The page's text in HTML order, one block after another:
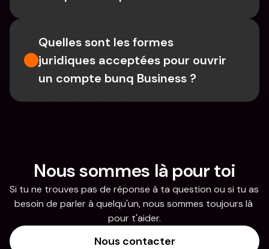
Quelles sont les formes
juridiques acceptées pour ouvrir
un compte bunq Business ?
Nous sommes là pour toi
Si tu ne trouves pas de réponse à ta question ou si tu as
besoin de parler à quelqu'un, nous sommes toujours là
pour t'aider.
Nous contacter